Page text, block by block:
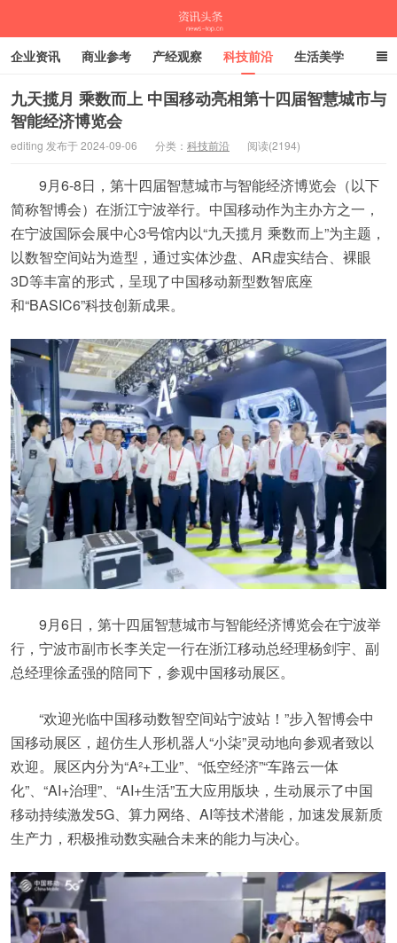
资讯头条
企业资讯 商业参考 产经观察 科技前沿 生活美学
时尚潮流 母婴亲子 专栏
九天揽月 乘数而上 中国移动亮相第十四届智慧城市与
智能经济博览会
editing 发布于 2024-09-06 分类： 科技前沿 阅读(2194)
9月6-8日，第十四届智慧城市与智能经济博览会（以下
简称智博会）在浙江宁波举行。中国移动作为主办方之一，
在宁波国际会展中心3号馆内以“九天揽月 乘数而上”为主题，
以数智空间站为造型，通过实体沙盘、AR虚实结合、裸眼
3D等丰富的形式，呈现了中国移动新型数智底座
和“BASIC6”科技创新成果。
9月6日，第十四届智慧城市与智能经济博览会在宁波举
行，宁波市副市长李关定一行在浙江移动总经理杨剑宇、副
总经理徐孟强的陪同下，参观中国移动展区。
“欢迎光临中国移动数智空间站宁波站！”步入智博会中
国移动展区，超仿生人形机器人“小柒”灵动地向参观者致以
欢迎。展区内分为“A²+工业”、“低空经济”“车路云一体
化”、“AI+治理”、“AI+生活”五大应用版块，生动展示了中国
移动持续激发5G、算力网络、AI等技术潜能，加速发展新质
生产力，积极推动数实融合未来的能力与决心。